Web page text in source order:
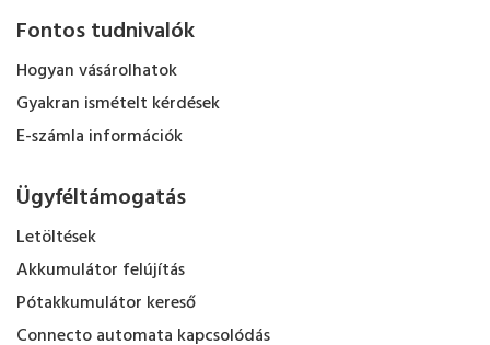
Fontos tudnivalók
Hogyan vásárolhatok
Gyakran ismételt kérdések
E-számla információk
Ügyféltámogatás
Letöltések
Akkumulátor felújítás
Pótakkumulátor kereső
Connecto automata kapcsolódás